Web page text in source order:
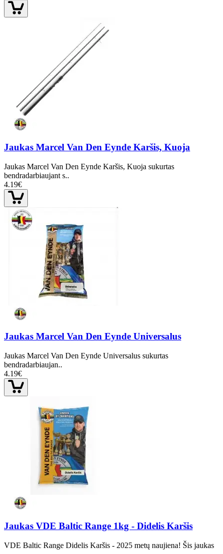
Jaukas Marcel Van Den Eynde Karšis, Kuoja
Jaukas Marcel Van Den Eynde Karšis, Kuoja sukurtas
bendradarbiaujant s..
4.19€
Jaukas Marcel Van Den Eynde Universalus
Jaukas Marcel Van Den Eynde Universalus sukurtas
bendradarbiaujan..
4.19€
Jaukas VDE Baltic Range 1kg - Didelis Karšis
VDE Baltic Range Didelis Karšis - 2025 metų naujiena! Šis jaukas